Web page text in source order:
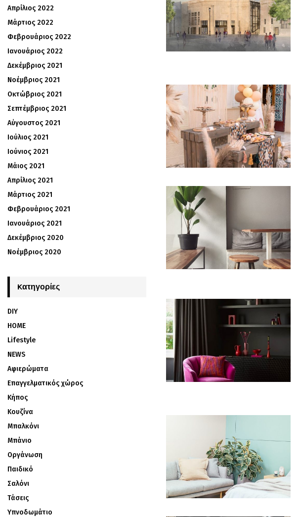
Απρίλιος 2022
Μάρτιος 2022
Φεβρουάριος 2022
Ιανουάριος 2022
Δεκέμβριος 2021
Νοέμβριος 2021
Οκτώβριος 2021
Σεπτέμβριος 2021
Αύγουστος 2021
Ιούλιος 2021
Ιούνιος 2021
Μάιος 2021
Απρίλιος 2021
Μάρτιος 2021
Φεβρουάριος 2021
Ιανουάριος 2021
Δεκέμβριος 2020
Νοέμβριος 2020
Kατηγορίες
DIY
HOME
Lifestyle
NEWS
Αφιερώματα
Επαγγελματικός χώρος
Κήπος
Κουζίνα
Μπαλκόνι
Μπάνιο
Οργάνωση
Παιδικό
Σαλόνι
Τάσεις
Υπνοδωμάτιο